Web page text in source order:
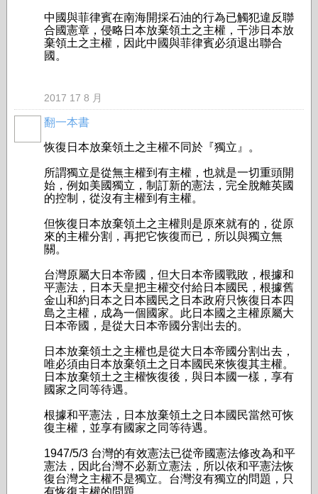
中國與菲律賓在南海開採石油的行為已觸犯違反聯
合國憲章，侵略日本放棄領土之主權，干涉日本放
棄領土之主權，因此中國與菲律賓必須退出聯合
國。
2017 17 8 月
翻一本書
恢復日本放棄領土之主權不同於『獨立』。
所謂獨立是從無主權到有主權，也就是一切重頭開
始，例如美國獨立，制訂新的憲法，完全脫離英國
的控制，從沒有主權到有主權。
但恢復日本放棄領土之主權則是原來就有的，從原
來的主權分割，再把它恢復而已，所以與獨立無
關。
台灣原屬大日本帝國，但大日本帝國戰敗，根據和
平憲法，日本天皇把主權交付給日本國民，根據舊
金山和約日本之日本國民之日本政府只恢復日本四
島之主權，成為一個國家。此日本國之主權原屬大
日本帝國，是從大日本帝國分割出去的。
日本放棄領土之主權也是從大日本帝國分割出去，
唯必須由日本放棄領土之日本國民來恢復其主權。
日本放棄領土之主權恢復後，與日本國一樣，享有
國家之同等待遇。
根據和平憲法，日本放棄領土之日本國民當然可恢
復主權，並享有國家之同等待遇。
1947/5/3 台灣的有效憲法已從帝國憲法修改為和平
憲法，因此台灣不必新立憲法，所以依和平憲法恢
復台灣之主權不是獨立。台灣沒有獨立的問題，只
有恢復主權的問題。